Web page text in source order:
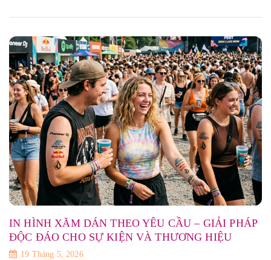
IN HÌNH XĂM DÁN THEO YÊU CẦU – GIẢI PHÁP
ĐỘC ĐÁO CHO SỰ KIỆN VÀ THƯƠNG HIỆU
19 Tháng 5, 2026